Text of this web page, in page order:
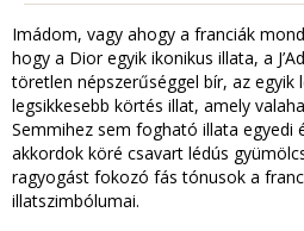
Imádom, vagy ahogy a franciák
hogy a Dior egyik ikonikus illata, a
töretlen népszerűséggel bír, az egyik
legsikkesebb körtés illat, amely
Semmihez sem fogható illata egyedi
akkordok köré csavart lédús
ragyogást fokozó fás tónusok a
illatszimbólumai.